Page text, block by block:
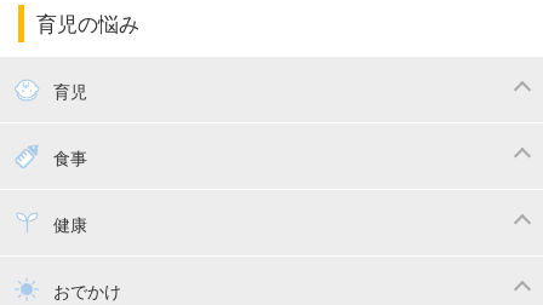
育児の悩み
育児
赤ちゃんのお世話
寝かしつけ
トイトレ
食事
離乳食健康
乳幼児健診・予防接種
おでかけ